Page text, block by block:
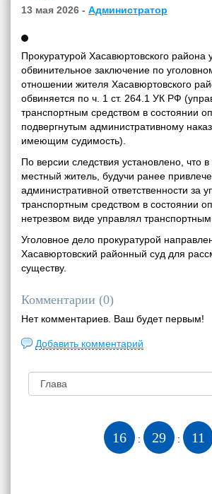
13 мая 2026 - Администратор
Прокуратурой Хасавюртовского района
обвинительное заключение по
отношении жителя Хасавюртовского
обвиняется по ч. 1 ст. 264.1 УК РФ
транспортным средством в состоянии
подвергнутым административному
имеющим судимость).
По версии следствия установлено, что
местный житель, будучи ранее
административной ответственности за
транспортным средством в состоянии
нетрезвом виде управлял транспортным
Уголовное дело прокуратурой
Хасавюртовский районный суд для
существу.
Комментарии (0)
Нет комментариев. Ваш будет первым!
Добавить комментарий
16 : 29 : 11